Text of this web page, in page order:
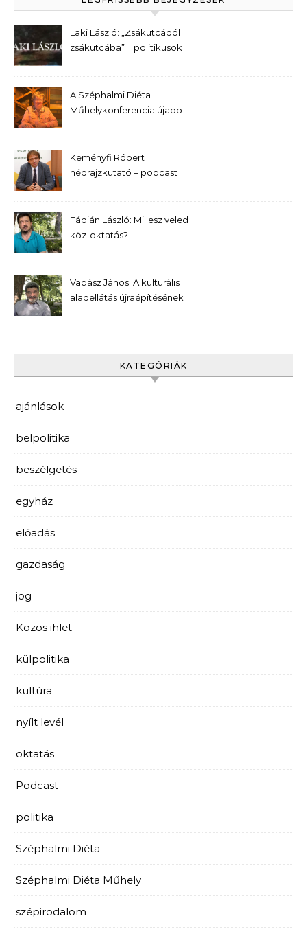
Laki László: „Zsákutcából
zsákutcába” ̶ politikusok
A Széphalmi Diéta
Műhelykonferencia újabb
Keményfi Róbert
néprajzkutató – podcast
Fábián László: Mi lesz veled
köz-oktatás?
Vadász János: A kulturális
alapellátás újraépítésének
KATEGÓRIÁK
ajánlások
belpolitika
beszélgetés
egyház
előadás
gazdaság
jog
Közös ihlet
külpolitika
kultúra
nyílt levél
oktatás
Podcast
politika
Széphalmi Diéta
Széphalmi Diéta Műhely
szépirodalom